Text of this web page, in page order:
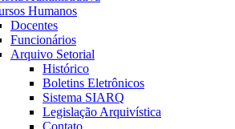
Humanos
Docentes
Funcionários
Arquivo Setorial
Histórico
Boletins Eletrônicos
Sistema SIARQ
Legislação Arquivística
Contato